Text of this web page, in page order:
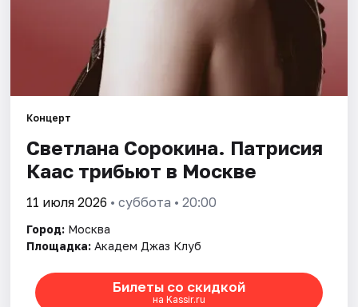
Концерт
Светлана Сорокина. Патрисия
Каас трибьют в Москве
11 июля 2026 • суббота • 20:00
Город: Москва
Площадка: Академ Джаз Клуб
Билеты со скидкой
на Kassir.ru